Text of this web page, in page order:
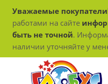
Уважаемые
работами на сайте
быть не точной.
наличии уточняйте у